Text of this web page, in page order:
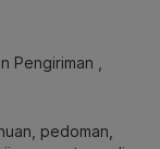
Pengiriman ,
pedoman,